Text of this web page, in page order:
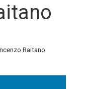
Raitano